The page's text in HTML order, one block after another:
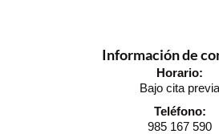
Información de
Horario:
Bajo cita previa
Teléfono:
985 167 590